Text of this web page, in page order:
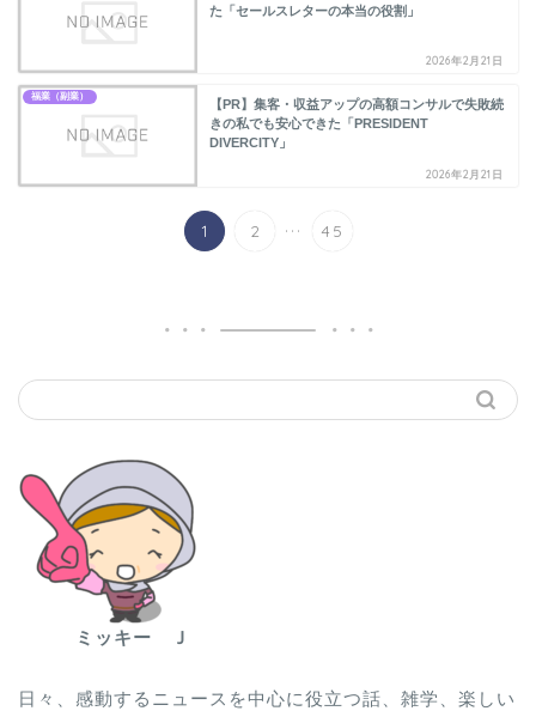
た「セールスレターの本当の役割」
2026年2月21日
福業（副業）
【PR】集客・収益アップの高額コンサルで失敗続
きの私でも安心できた「PRESIDENT
DIVERCITY」
2026年2月21日
1 2 ... 45
ミッキー Ｊ
日々、感動するニュースを中心に役立つ話、雑学、楽しい